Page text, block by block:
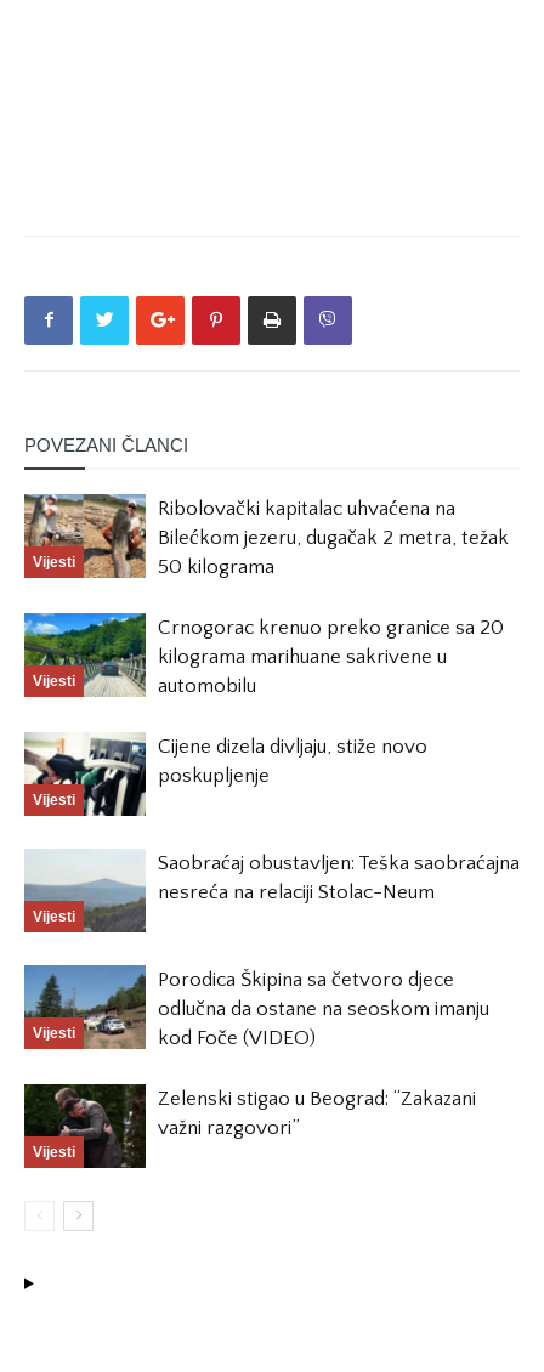
POVEZANI ČLANCI
Vijesti
Ribolovački kapitalac uhvaćena na
Bilećkom jezeru, dugačak 2 metra, težak
50 kilograma
Vijesti
Crnogorac krenuo preko granice sa 20
kilograma marihuane sakrivene u
automobilu
Vijesti
Cijene dizela divljaju, stiže novo
poskupljenje
Vijesti
Saobraćaj obustavljen: Teška saobraćajna
nesreća na relaciji Stolac-Neum
Vijesti
Porodica Škipina sa četvoro djece
odlučna da ostane na seoskom imanju
kod Foče (VIDEO)
Vijesti
Zelenski stigao u Beograd: “Zakazani
važni razgovori”